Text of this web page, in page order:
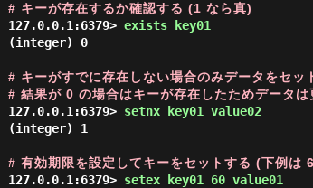
# キーが存在するか確認する (1 なら真)
127.0.0.1:6379> exists key01
(integer) 0
# キーがすでに存在しない場合のみデータをセッ
# 結果が 0 の場合はキーが存在したためデータ
127.0.0.1:6379> setnx key01 value02
(integer) 1
# 有効期限を設定してキーをセットする (下例は
127.0.0.1:6379> setex key01 60 value01